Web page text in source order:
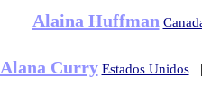
Alaina Huffman
Alana Curry Estados Unidos